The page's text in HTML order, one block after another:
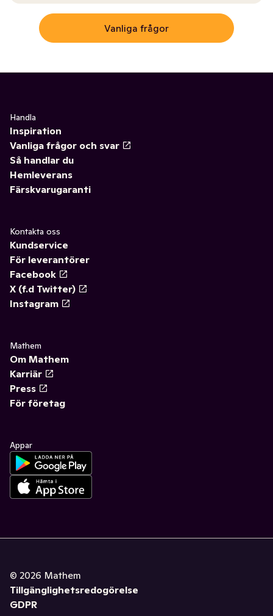
Vanliga frågor
Handla
Inspiration
Vanliga frågor och svar
Så handlar du
Hemleverans
Färskvarugaranti
Kontakta oss
Kundservice
För leverantörer
Facebook
X (f.d Twitter)
Instagram
Mathem
Om Mathem
Karriär
Press
För företag
Appar
© 2026 Mathem
Tillgänglighetsredogörelse
GDPR